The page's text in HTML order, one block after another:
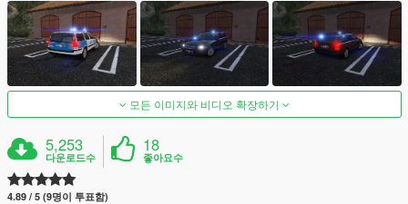
모든 이미지와 비디오 확장하기
5,253
다운로드수
18
좋아요수
4.89 / 5 (9명이 투표함)